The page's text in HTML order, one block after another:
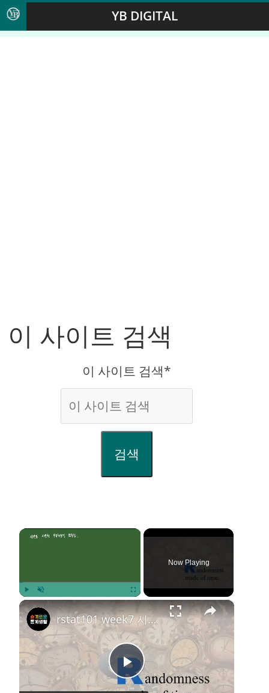
YB DIGITAL
이 사이트 검색
이 사이트 검색*
검색
×
Play Unmute Fullscreen
Now Playing
×
P
rstat101 week7 시간을 이용한 무작위수 만들기